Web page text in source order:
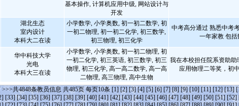
基本操作, 计算机应用中级, 网站设计与
开发
湖北生态
室内设计
本科大二在读
小学数学, 小学奥数, 初一初二数学, 初
一初二物理, 初一初二化学, 初三数学,
初三物理, 初三化学
中考高分通过 熟悉中考
一年家教 包括
华中科技大学
光电
本科大三在读
小学数学, 小学奥数, 初一初二物理, 初
一初二化学, 初三英语, 初三数学, 初三
物理, 初三化学, 高一高二数学, 高一高
二物理, 高三物理, 高中生物
我在本校担任院系资助助
应用物理二等奖，初
>>>共4848条教员信息 共485页 每页10条 [1] [2] [3] [4] [5] [6] [7] [8] [9] [10] [11] [12] [13]
[33] [34] [35] [36] [37] [38] [39] [40] [41] [42] [43] [44] [45] [46] [47] [48] [49] [50] [51] [52]